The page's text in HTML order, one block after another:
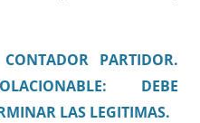
PARTIDOR.
DEBE
LAS LEGITIMAS.